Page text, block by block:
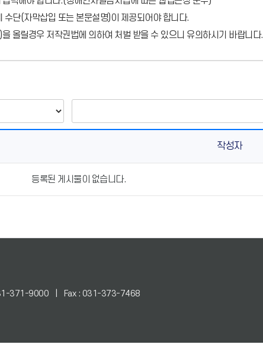
단(자막삽입 또는 본문설명)이 제공되어야 합니다.
올릴경우 저작권법에 의하여 처벌 받을 수 있으니 유의하시기 바랍니다.
작성자
등록된 게시물이 없습니다.
371-9000 | Fax : 031-373-7468